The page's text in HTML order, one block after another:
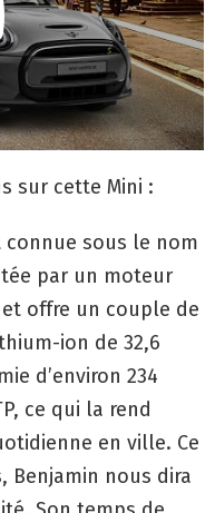
sur cette Mini :
connue sous le nom
par un moteur
et offre un couple de
ion de 32,6
d’environ 234
ce qui la rend
en ville. Ce
Benjamin nous dira